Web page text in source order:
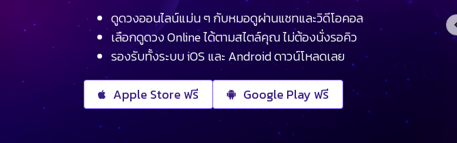
ดูดวงออนไลน์แม่น ๆ กับหมอดูผ่านแชทและวิดีโอคอล
เลือกดูดวง Online ได้ตามสไตล์คุณ ไม่ต้องนั่งรอคิว
รองรับทั้งระบบ iOS และ Android ดาวน์โหลดเลย
Apple Store ฟรี Google Play ฟรี